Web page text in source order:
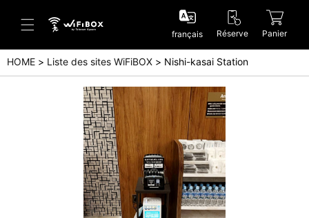
Aide/Contactez-nous
Centre d'aide (Japanese)
Centre d'aide (English)
Enquête (Japanese)
Enquête (English)
français Réserve Panier
HOME Liste des sites WiFiBOX Nishi-kasai Station